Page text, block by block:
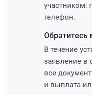
участником:
телефон.
Обратитесь
В течение
заявление в
все
и выплата